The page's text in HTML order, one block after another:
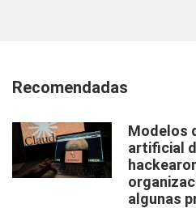
Recomendadas
Modelos
artificial
algunas